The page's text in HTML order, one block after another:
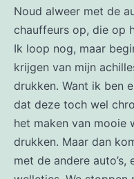
Noud alweer met de
chauffeurs op, die op
Ik loop nog, maar
krijgen van mijn
drukken. Want ik ben
dat deze toch wel
het maken van mooie
drukken. Maar dan
met de andere